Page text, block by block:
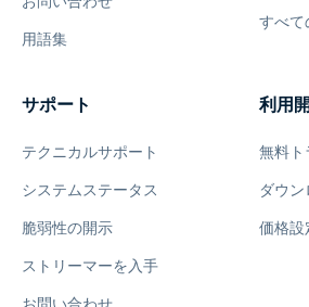
用語集
すべ
サポート
テクニカルサポート
システムステータス
脆弱性の開示
ストリーマーを入手
利用
無料
ダウン
価格設